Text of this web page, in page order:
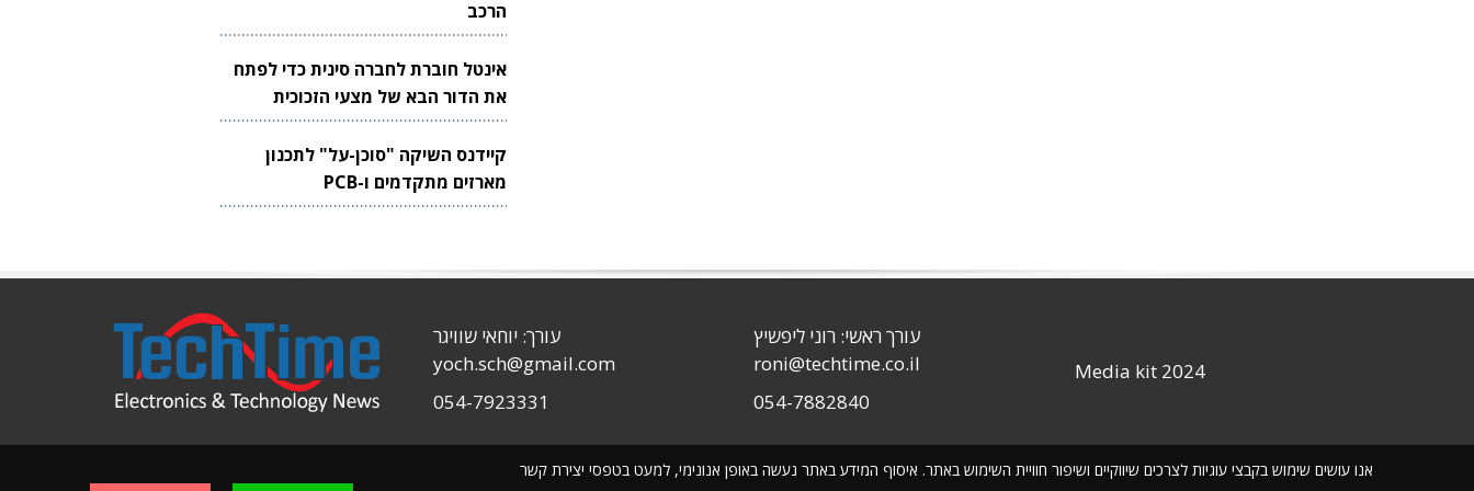
הרכב
אינטל חוברת לחברה סינית כדי לפתח
את הדור הבא של מצעי הזכוכית
לשבבים
קיידנס השיקה "סוכן-על" לתכנון
מארזים מתקדמים ו-PCB
אנו עושים שימוש בקבצי עוגיות לצרכים שיווקיים ושיפור חוויית השימוש באתר. איסוף המידע באתר נעשה באופן אנונימי, למעט בטפסי יצירת קשר
Media kit 2024
עורך ראשי: רוני ליפשיץ
roni@techtime.co.il
054-7882840
עורך: יוחאי שוויגר
yoch.sch@gmail.com
054-7923331